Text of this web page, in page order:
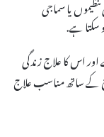
یا سماجی
سکتا ہے.
اور اس کا علاج زندگی
کے ساتھ مناسب علاج